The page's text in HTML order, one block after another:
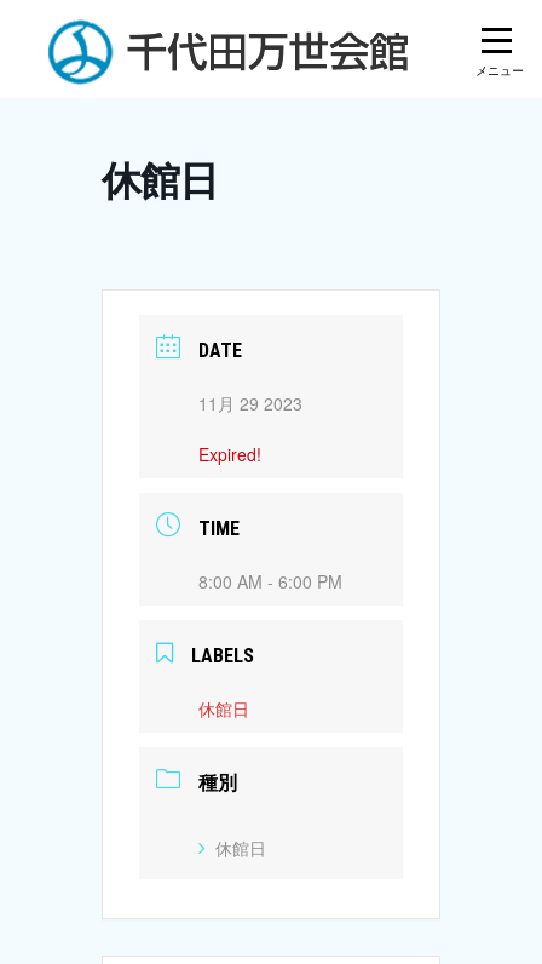
content
休館日
DATE
11月 29 2023
Expired!
TIME
8:00 AM - 6:00 PM
LABELS
休館日
種別
休館日